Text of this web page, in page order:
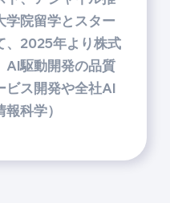
学院留学とスター
、2025年より株式
AI駆動開発の品質
ビス開発や全社AI
科学）